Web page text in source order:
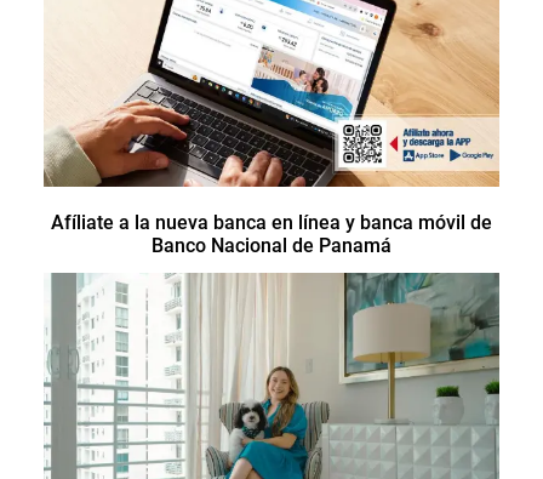
Afíliate a la nueva banca en línea y banca móvil de
Banco Nacional de Panamá